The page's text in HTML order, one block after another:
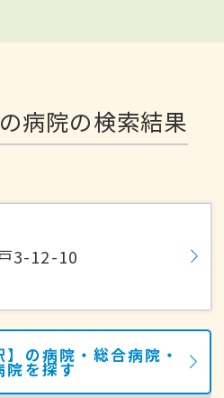
病院の検索結果
3-12-10
】の病院・総合病院・
院を探す